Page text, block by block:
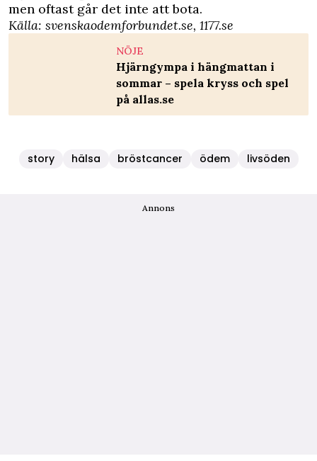
men oftast går det inte att bota.
Källa: svenskaodemforbundet.se, 1177.se
NÖJE
Hjärngympa i hängmattan i
sommar – spela kryss och spel
på allas.se
story hälsa bröstcancer ödem livsöden
Annons